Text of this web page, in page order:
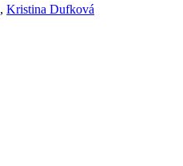
, Kristina Dufková